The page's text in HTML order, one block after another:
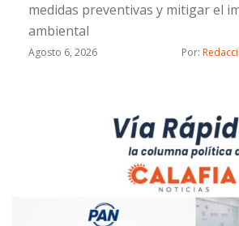
medidas preventivas y mitigar el
ambiental
Agosto 6, 2026 Por: